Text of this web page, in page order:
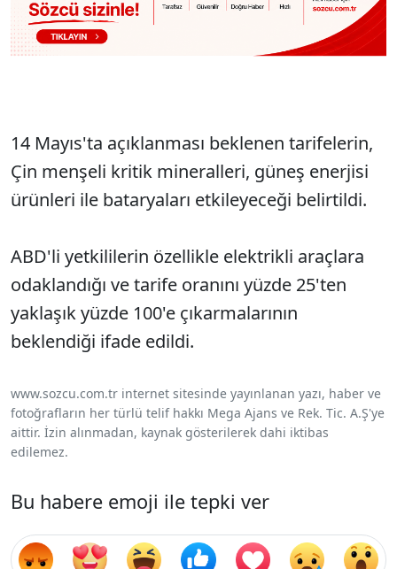
14 Mayıs'ta açıklanması beklenen tarifelerin,
Çin menşeli kritik mineralleri, güneş enerjisi
ürünleri ile bataryaları etkileyeceği belirtildi.
ABD'li yetkililerin özellikle elektrikli araçlara
odaklandığı ve tarife oranını yüzde 25'ten
yaklaşık yüzde 100'e çıkarmalarının
beklendiği ifade edildi.
www.sozcu.com.tr internet sitesinde yayınlanan yazı, haber ve
fotoğrafların her türlü telif hakkı Mega Ajans ve Rek. Tic. A.Ş'ye
aittir. İzin alınmadan, kaynak gösterilerek dahi iktibas
edilemez.
Bu habere emoji ile tepki ver